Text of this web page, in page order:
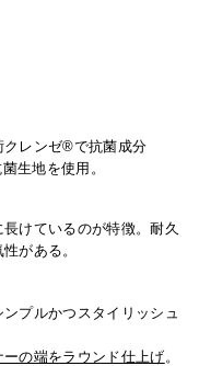
クレンゼ®︎で抗菌成分
生地を使用。
けているのが特徴。耐久
がある。
プルかつスタイリッシュ
ーの端をラウンド仕上げ 。